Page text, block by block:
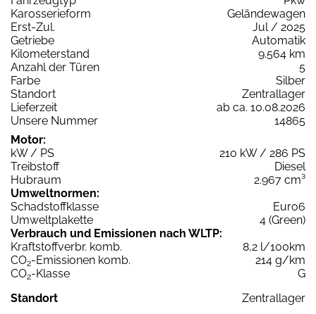
Karosserieform
Geländewagen
Erst-Zul.
Jul / 2025
Getriebe
Automatik
Kilometerstand
9.564 km
Anzahl der Türen
5
Farbe
Silber
Standort
Zentrallager
Lieferzeit
ab ca. 10.08.2026
Unsere Nummer
14865
Motor:
kW / PS
210 kW / 286 PS
Treibstoff
Diesel
Hubraum
2.967 cm³
Umweltnormen:
Schadstoffklasse
Euro6
Umweltplakette
4 (Green)
Verbrauch und Emissionen nach WLTP:
Kraftstoffverbr. komb.
8,2 l/100km
CO2-Emissionen komb.
214 g/km
CO2-Klasse
G
Standort
Zentrallager